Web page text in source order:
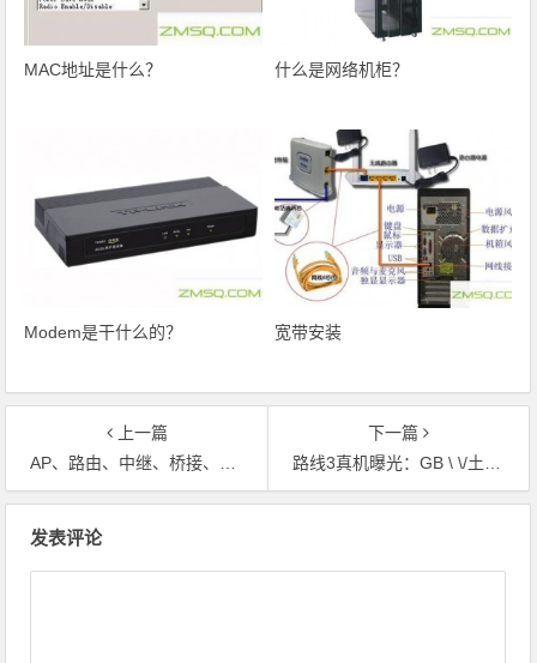
MAC地址是什么？ 什么是网络机柜？
Modem是干什么的？ 宽带安装
上一篇
AP、路由、中继、桥接、客户端模式的区别
下一篇
路线3真机曝光：GB \ \/土豪金！
发表评论